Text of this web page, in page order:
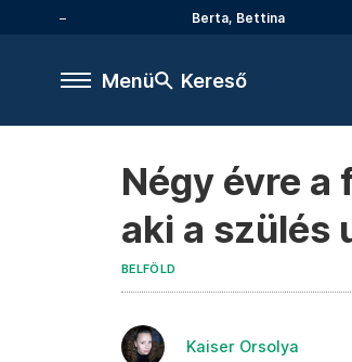
Berta, Bettina
Menü Kereső
Négy évre
aki a szülés
BELFÖLD
Kaiser Orsolya